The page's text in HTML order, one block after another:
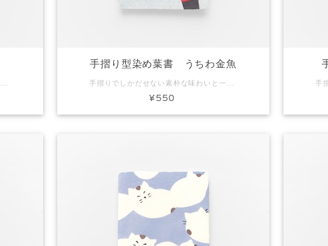
手摺り型染め葉書 うちわ金魚
¥550